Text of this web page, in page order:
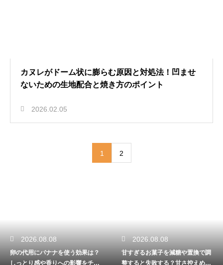
カヌレがドーム状に膨らむ原因と対処法！凹ませ
ないための生地配合と焼き方のポイント
2026.02.05
1 2
2026.08.08
卵の代用にバナナを使う効果は？
しっとり感や香りへの影響をチェ
2026.08.08
甘すぎるお菓子を減糖や置換で調
整すると失敗する？甘さ控えめで